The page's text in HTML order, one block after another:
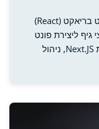
פיתוח אפליקציה היברידית לעריכת פונט בריאקט (React)
ליצירת פונט
מתקדם. כולל בניית אתר על פלטפורמת Next.JS, ניהול